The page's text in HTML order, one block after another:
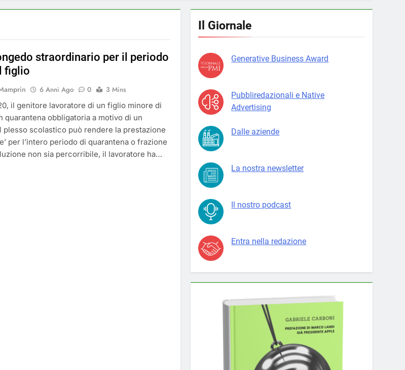
straordinario per il periodo
figlio
6 Anni Ago 0
3 Mins
il genitore lavoratore di un figlio minore di
quarantena obbligatoria a motivo di un
scolastico può rendere la prestazione
per l’intero periodo di quarantena o frazione
non sia percorribile, il lavoratore ha…
Il Giornale
Generative Business Award
Pubbliredazionali e Native
Advertising
Dalle aziende
La nostra newsletter
Il nostro podcast
Entra nella redazione